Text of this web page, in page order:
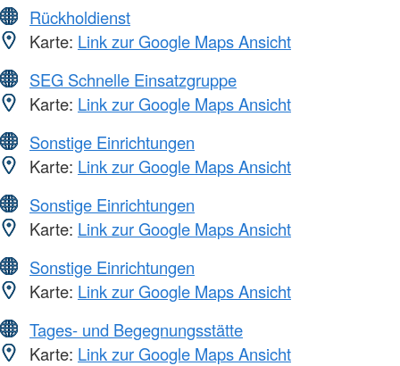
Rückholdienst
Karte: Link zur Google Maps Ansicht
SEG Schnelle Einsatzgruppe
Karte: Link zur Google Maps Ansicht
Sonstige Einrichtungen
Karte: Link zur Google Maps Ansicht
Sonstige Einrichtungen
Karte: Link zur Google Maps Ansicht
Sonstige Einrichtungen
Karte: Link zur Google Maps Ansicht
Tages- und Begegnungsstätte
Karte: Link zur Google Maps Ansicht